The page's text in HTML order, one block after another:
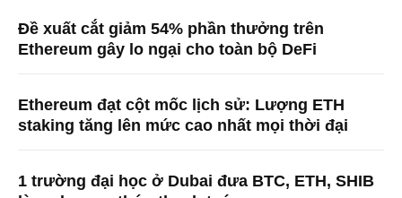
Đề xuất cắt giảm 54% phần thưởng trên
Ethereum gây lo ngại cho toàn bộ DeFi
Ethereum đạt cột mốc lịch sử: Lượng ETH
staking tăng lên mức cao nhất mọi thời đại
1 trường đại học ở Dubai đưa BTC, ETH, SHIB